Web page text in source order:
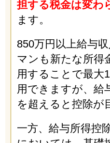
担する税金は変わ
ます。
850万円以上給与
マンも新たな所得
用することで最大
用できますが、給
を超えると控除が
一方、給与所得控